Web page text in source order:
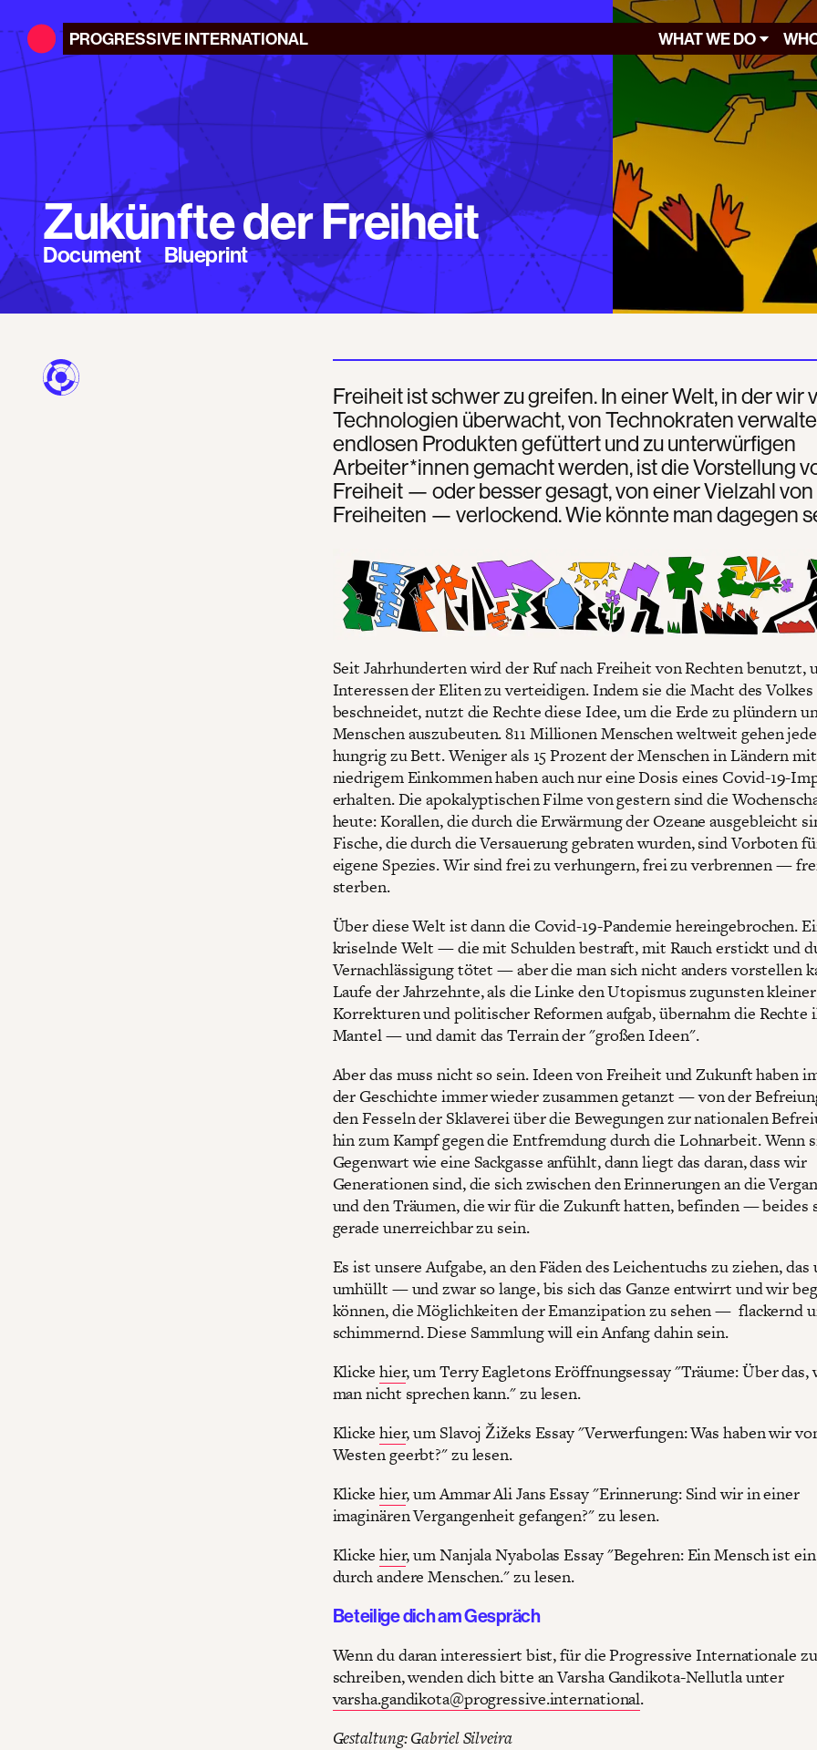
PROGRESSIVEINTERNATIONAL WHAT WE DO
Zukünfte der Freiheit
Document Blueprint
Freiheit ist schwer zu greifen. In einer Welt, in der wir
Technologien überwacht, von Technokraten
endlosen Produkten gefüttert und zu unterwürfigen
Arbeiter*innen gemacht werden, ist die Vorstellung
Freiheit — oder besser gesagt, von einer Vielzahl von
Freiheiten — verlockend. Wie könnte man dagegen
Seit Jahrhunderten wird der Ruf nach Freiheit von Rechten benutzt,
Interessen der Eliten zu verteidigen. Indem sie die Macht des Volkes
beschneidet, nutzt die Rechte diese Idee, um die Erde zu plündern
Menschen auszubeuten. 811 Millionen Menschen weltweit gehen
hungrig zu Bett. Weniger als 15 Prozent der Menschen in Ländern mit
niedrigem Einkommen haben auch nur eine Dosis eines Covid-19-
erhalten. Die apokalyptischen Filme von gestern sind die
heute: Korallen, die durch die Erwärmung der Ozeane ausgebleicht
Fische, die durch die Versauerung gebraten wurden, sind Vorboten
eigene Spezies. Wir sind frei zu verhungern, frei zu verbrennen —
sterben.
Über diese Welt ist dann die Covid-19-Pandemie hereingebrochen.
kriselnde Welt — die mit Schulden bestraft, mit Rauch erstickt und
Vernachlässigung tötet — aber die man sich nicht anders vorstellen
Laufe der Jahrzehnte, als die Linke den Utopismus zugunsten kleiner
Korrekturen und politischer Reformen aufgab, übernahm die Rechte
Mantel — und damit das Terrain der "großen Ideen".
Aber das muss nicht so sein. Ideen von Freiheit und Zukunft haben
der Geschichte immer wieder zusammen getanzt — von der
den Fesseln der Sklaverei über die Bewegungen zur nationalen
hin zum Kampf gegen die Entfremdung durch die Lohnarbeit. Wenn
Gegenwart wie eine Sackgasse anfühlt, dann liegt das daran, dass wir
Generationen sind, die sich zwischen den Erinnerungen an die
und den Träumen, die wir für die Zukunft hatten, befinden — beides
gerade unerreichbar zu sein.
Es ist unsere Aufgabe, an den Fäden des Leichentuchs zu ziehen, das
umhüllt — und zwar so lange, bis sich das Ganze entwirrt und wir
können, die Möglichkeiten der Emanzipation zu sehen — flackernd
schimmernd. Diese Sammlung will ein Anfang dahin sein.
Klicke hier, um Terry Eagletons Eröffnungsessay "Träume: Über das,
man nicht sprechen kann." zu lesen.
Klicke hier, um Slavoj Žižeks Essay "Verwerfungen: Was haben wir
Westen geerbt?" zu lesen.
Klicke hier, um Ammar Ali Jans Essay "Erinnerung: Sind wir in einer
imaginären Vergangenheit gefangen?" zu lesen.
Klicke hier, um Nanjala Nyabolas Essay "Begehren: Ein Mensch ist
durch andere Menschen." zu lesen.
Beteilige dich am Gespräch
Wenn du daran interessiert bist, für die Progressive Internationale zu
schreiben, wenden dich bitte an Varsha Gandikota-Nellutla unter
varsha.gandikota@progressive.international.
Gestaltung: Gabriel Silveira